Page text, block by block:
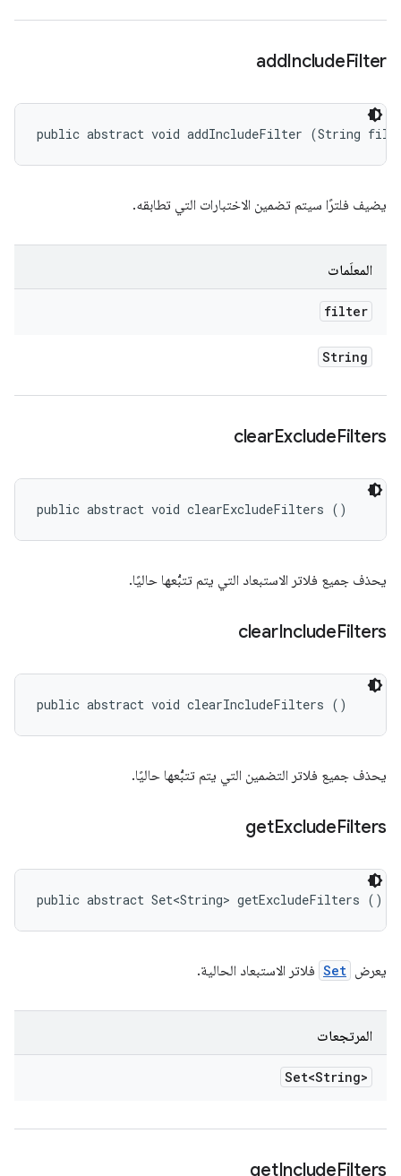
addIncludeFilter
public abstract void addIncludeFilter (String
يضيف فلترًا سيتم تضمين الاختبارات التي تطابقه.
المعلَمات
filter
String
clearExcludeFilters
public abstract void clearExcludeFilters ()
يحذف جميع فلاتر الاستبعاد التي يتم تتبُّعها حاليًا.
clearIncludeFilters
public abstract void clearIncludeFilters ()
يحذف جميع فلاتر التضمين التي يتم تتبُّعها حاليًا.
getExcludeFilters
public abstract Set<String> getExcludeFilters ()
يعرض Set فلاتر الاستبعاد الحالية.
المرتجعات
Set<String>
getIncludeFilters